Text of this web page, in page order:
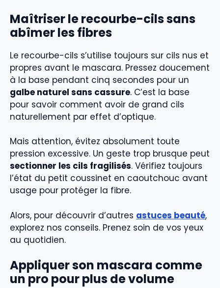
Maîtriser le recourbe-cils sans
abîmer les fibres
Le recourbe-cils s’utilise toujours sur cils nus et
propres avant le mascara. Pressez doucement
à la base pendant cinq secondes pour un
galbe naturel sans cassure. C’est la base
pour savoir comment avoir de grand cils
naturellement par effet d’optique.
Mais attention, évitez absolument toute
pression excessive. Un geste trop brusque peut
sectionner les cils fragilisés. Vérifiez toujours
l’état du petit coussinet en caoutchouc avant
usage pour protéger la fibre.
Alors, pour découvrir d’autres astuces beauté,
explorez nos conseils. Prenez soin de vos yeux
au quotidien.
Appliquer son mascara comme
un pro pour plus de volume